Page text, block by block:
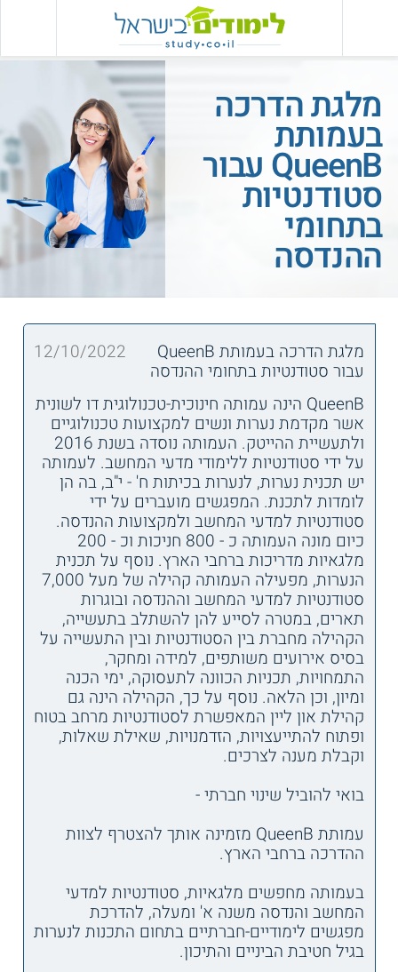
מלגת הדרכה
בעמותת
QueenB עבור
סטודנטיות
בתחומי
ההנדסה
מלגת הדרכה בעמותת QueenB
עבור סטודנטיות בתחומי ההנדסה
12/10/2022
QueenB הינה עמותה חינוכית-טכנולוגית דו לשונית
אשר מקדמת נערות ונשים למקצועות טכנולוגיים
ולתעשיית ההייטק. העמותה נוסדה בשנת 2016
על ידי סטודנטיות ללימודי מדעי המחשב. לעמותה
יש תכנית נערות, לנערות בכיתות ח' - י"ב, בה הן
לומדות לתכנת. המפגשים מועברים על ידי
סטודנטיות למדעי המחשב ולמקצועות ההנדסה.
כיום מונה העמותה כ - 800 חניכות וכ - 200
מלגאיות מדריכות ברחבי הארץ. נוסף על תכנית
הנערות, מפעילה העמותה קהילה של מעל 7,000
סטודנטיות למדעי המחשב וההנדסה ובוגרות
תארים, במטרה לסייע להן להשתלב בתעשייה,
הקהילה מחברת בין הסטודנטיות ובין התעשייה על
בסיס אירועים משותפים, למידה ומחקר,
התמחויות, תכניות הכוונה לתעסוקה, ימי הכנה
ומיון, וכן הלאה. נוסף על כך, הקהילה הינה גם
קהילת און ליין המאפשרת לסטודנטיות מרחב בטוח
ופתוח להתייעצויות, הזדמנויות, שאילת שאלות,
וקבלת מענה לצרכים.
בואי להוביל שינוי חברתי -
עמותת QueenB מזמינה אותך להצטרף לצוות
ההדרכה ברחבי הארץ.
בעמותה מחפשים מלגאיות, סטודנטיות למדעי
המחשב והנדסה משנה א' ומעלה, להדרכת
מפגשים לימודיים-חברתיים בתחום התכנות לנערות
בגיל חטיבת הביניים והתיכון.